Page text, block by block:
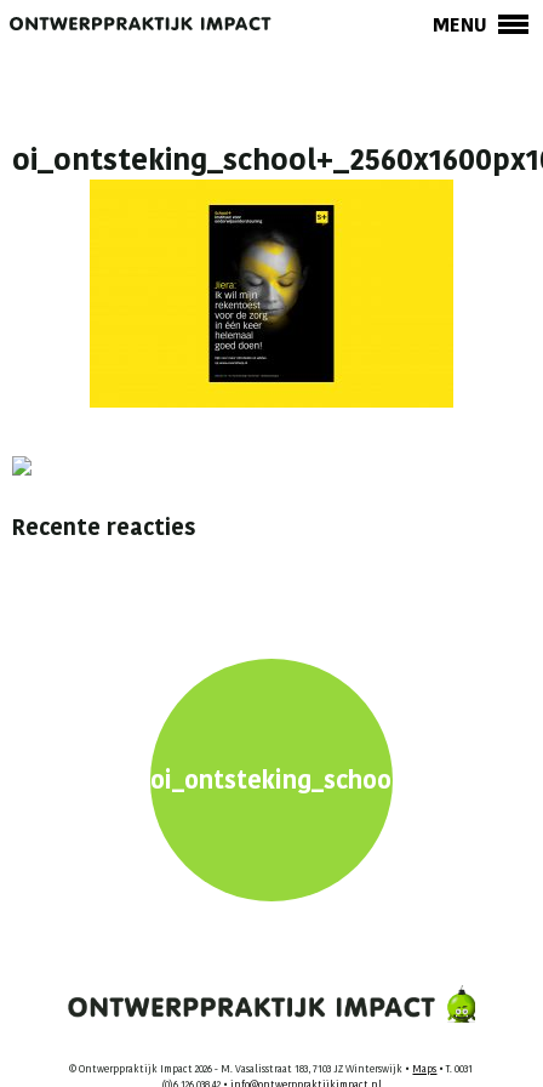
MENU
Recente reacties
© Ontwerppraktijk Impact 2026 - M. Vasalisstraat 183, 7103 JZ Winterswijk • Maps • T. 0031